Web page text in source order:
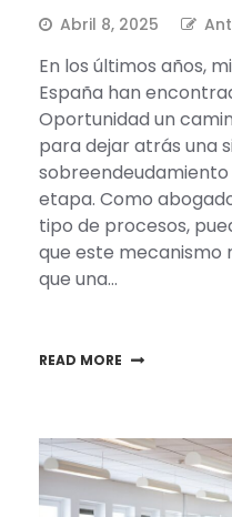
Abril 8, 2025
En los últimos años,
España han
Oportunidad un
para dejar atrás una
etapa. Como
tipo de procesos,
que este mecanismo
que una…
READ MORE